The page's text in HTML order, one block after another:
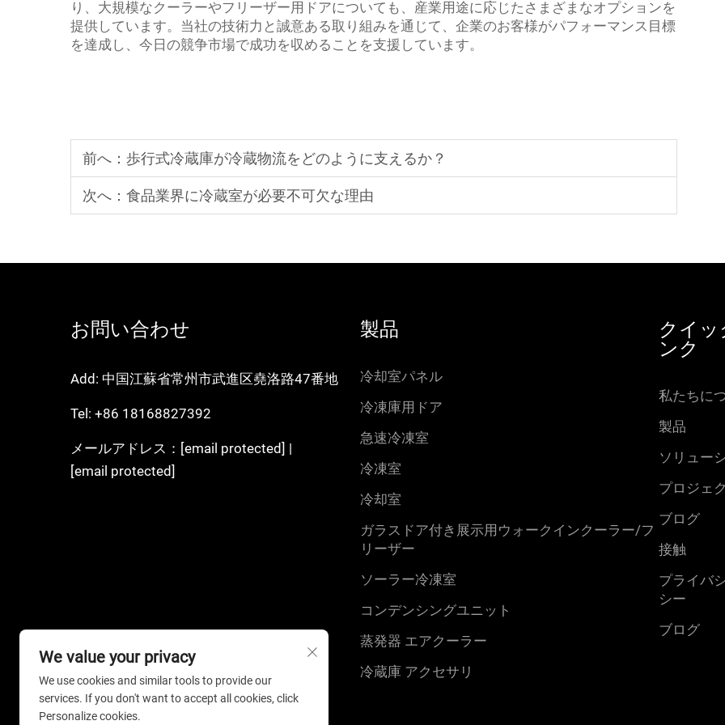
り、大規模なクーラーやフリーザー用ドアについても、産業用途に応じたさまざまなオプションを
提供しています。当社の技術力と誠意ある取り組みを通じて、企業のお客様がパフォーマンス目標
を達成し、今日の競争市場で成功を収めることを支援しています。
前へ： 歩行式冷蔵庫が冷蔵物流をどのように支えるか？
次へ： 食品業界に冷蔵室が必要不可欠な理由
お問い合わせ
Add: 中国江蘇省常州市武進区堯洛路47番地
Tel: +86 18168827392
メールアドレス： [email protected] |
[email protected]
製品
冷却室パネル
冷凍庫用ドア
急速冷凍室
冷凍室
冷却室
ガラスドア付き展示用ウォークインクーラー/フ
リーザー
ソーラー冷凍室
コンデンシングユニット
蒸発器 エアクーラー
冷蔵庫 アクセサリ
クイッ
ンク
私たちに
製品
ソリュー
プロジェ
ブログ
接触
プライバ
シー
ブログ
We value your privacy
We use cookies and similar tools to provide our
services. If you don't want to accept all cookies, click
Personalize cookies.